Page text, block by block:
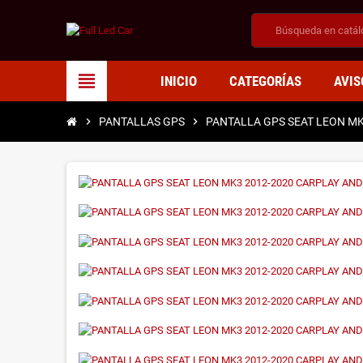
view_headline INICIO CATEGORÍAS
chevron_right PANTALLAS GPS chevron_right PANTALLA GPS SEAT LEON